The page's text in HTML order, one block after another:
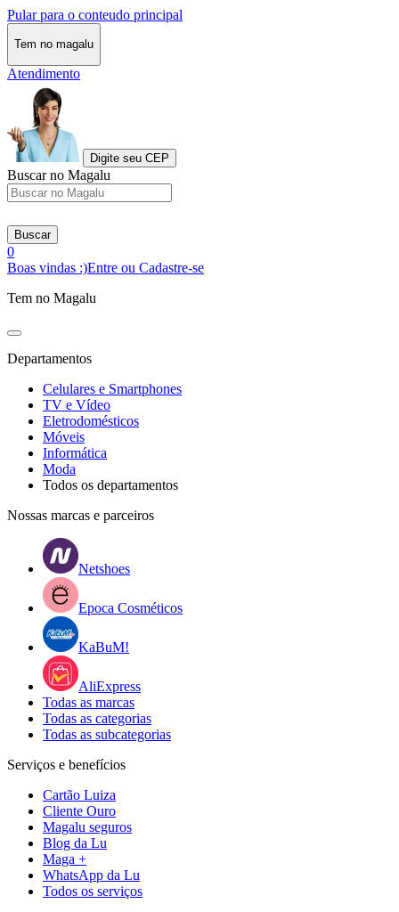
Pular para o conteudo principal
Tem no magalu
Atendimento
Digite seu CEP
Buscar no Magalu
Buscar
0
Boas vindas :)Entre ou Cadastre-se
Tem no Magalu
Departamentos
Celulares e Smartphones
TV e Vídeo
Eletrodomésticos
Móveis
Informática
Moda
Todos os departamentos
Nossas marcas e parceiros
Netshoes
Epoca Cosméticos
KaBuM!
AliExpress
Todas as marcas
Todas as categorias
Todas as subcategorias
Serviços e benefícios
Cartão Luiza
Cliente Ouro
Magalu seguros
Blog da Lu
Maga +
WhatsApp da Lu
Todos os serviços